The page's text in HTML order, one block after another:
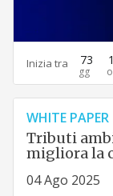
Inizia tra 73
WHITE PAPER
Tributi
migliora la
04 Ago 2025